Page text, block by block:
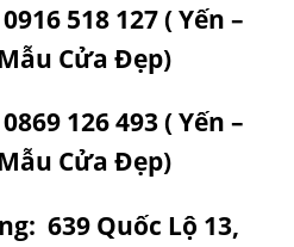
0916 518 127( Yến –
Cửa Đẹp)
0869 126 493( Yến –
Cửa Đẹp)
639 Quốc Lộ 13,